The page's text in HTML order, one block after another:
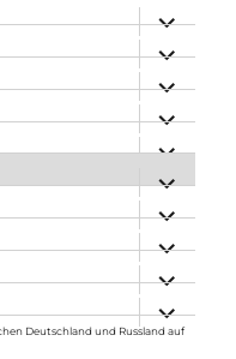
anzeigen
anzeigen
anzeigen
anzeigen
anzeigen
anzeigen
anzeigen
anzeigen
anzeigen
Deutschland und Russland auf